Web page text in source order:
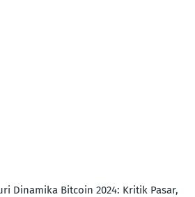
Dinamika Bitcoin 2024: Kritik Pasar,